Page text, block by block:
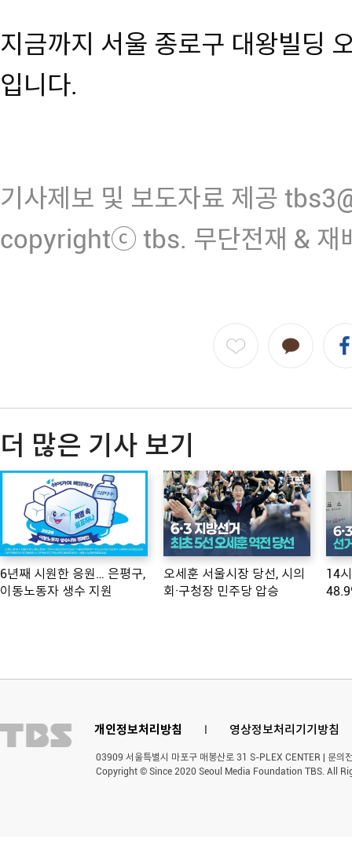
지금까지 서울 종로구 대왕빌딩
입니다.
기사제보 및 보도자료 제공
copyrightⓒ tbs. 무단전재 & 재
더 많은 기사 보기
6년째 시원한 응원… 은평구,
이동노동자 생수 지원
오세훈 서울시장 당선, 시의
회·구청장 민주당 압승
14
개인정보처리방침 l 영상정보처리기기방침
03909 서울특별시 마포구 매봉산로 31 S-PLEX CENTER | 문
Copyright © Since 2020 Seoul Media Foundation TBS. All